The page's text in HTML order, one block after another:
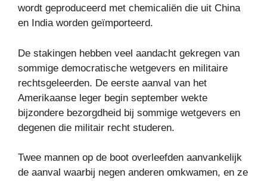
wordt geproduceerd met chemicaliën die uit China
en India worden geïmporteerd.
De stakingen hebben veel aandacht gekregen van
sommige democratische wetgevers en militaire
rechtsgeleerden. De eerste aanval van het
Amerikaanse leger begin september wekte
bijzondere bezorgdheid bij sommige wetgevers en
degenen die militair recht studeren.
Twee mannen op de boot overleefden aanvankelijk
de aanval waarbij negen anderen omkwamen, en ze